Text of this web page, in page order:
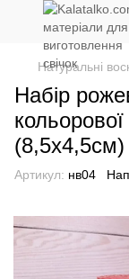
Натуральні
Набір
Артикул: нв04